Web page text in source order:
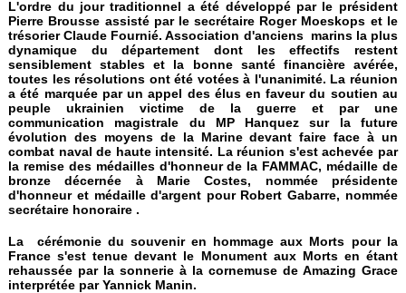
L'ordre du jour traditionnel a été développé par le président
Pierre Brousse assisté par le secrétaire Roger Moeskops et le
trésorier Claude Fournié. Association d'anciens marins la plus
dynamique du département dont les effectifs restent
sensiblement stables et la bonne santé financière avérée,
toutes les résolutions ont été votées à l'unanimité. La réunion
a été marquée par un appel des élus en faveur du soutien au
peuple ukrainien victime de la guerre et par une
communication magistrale du MP Hanquez sur la future
évolution des moyens de la Marine devant faire face à un
combat naval de haute intensité. La réunion s'est achevée par
la remise des médailles d'honneur de la FAMMAC, médaille de
bronze décernée à Marie Costes, nommée présidente
d'honneur et médaille d'argent pour Robert Gabarre, nommée
secrétaire honoraire .
La cérémonie du souvenir en hommage aux Morts pour la
France s'est tenue devant le Monument aux Morts en étant
rehaussée par la sonnerie à la cornemuse de Amazing Grace
interprétée par Yannick Manin.